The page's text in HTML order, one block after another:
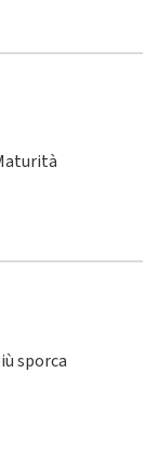
sporca